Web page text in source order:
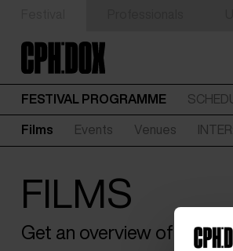
FESTIVAL PROGRAMME
Films Events Venues
FILMS
Get an overview of the